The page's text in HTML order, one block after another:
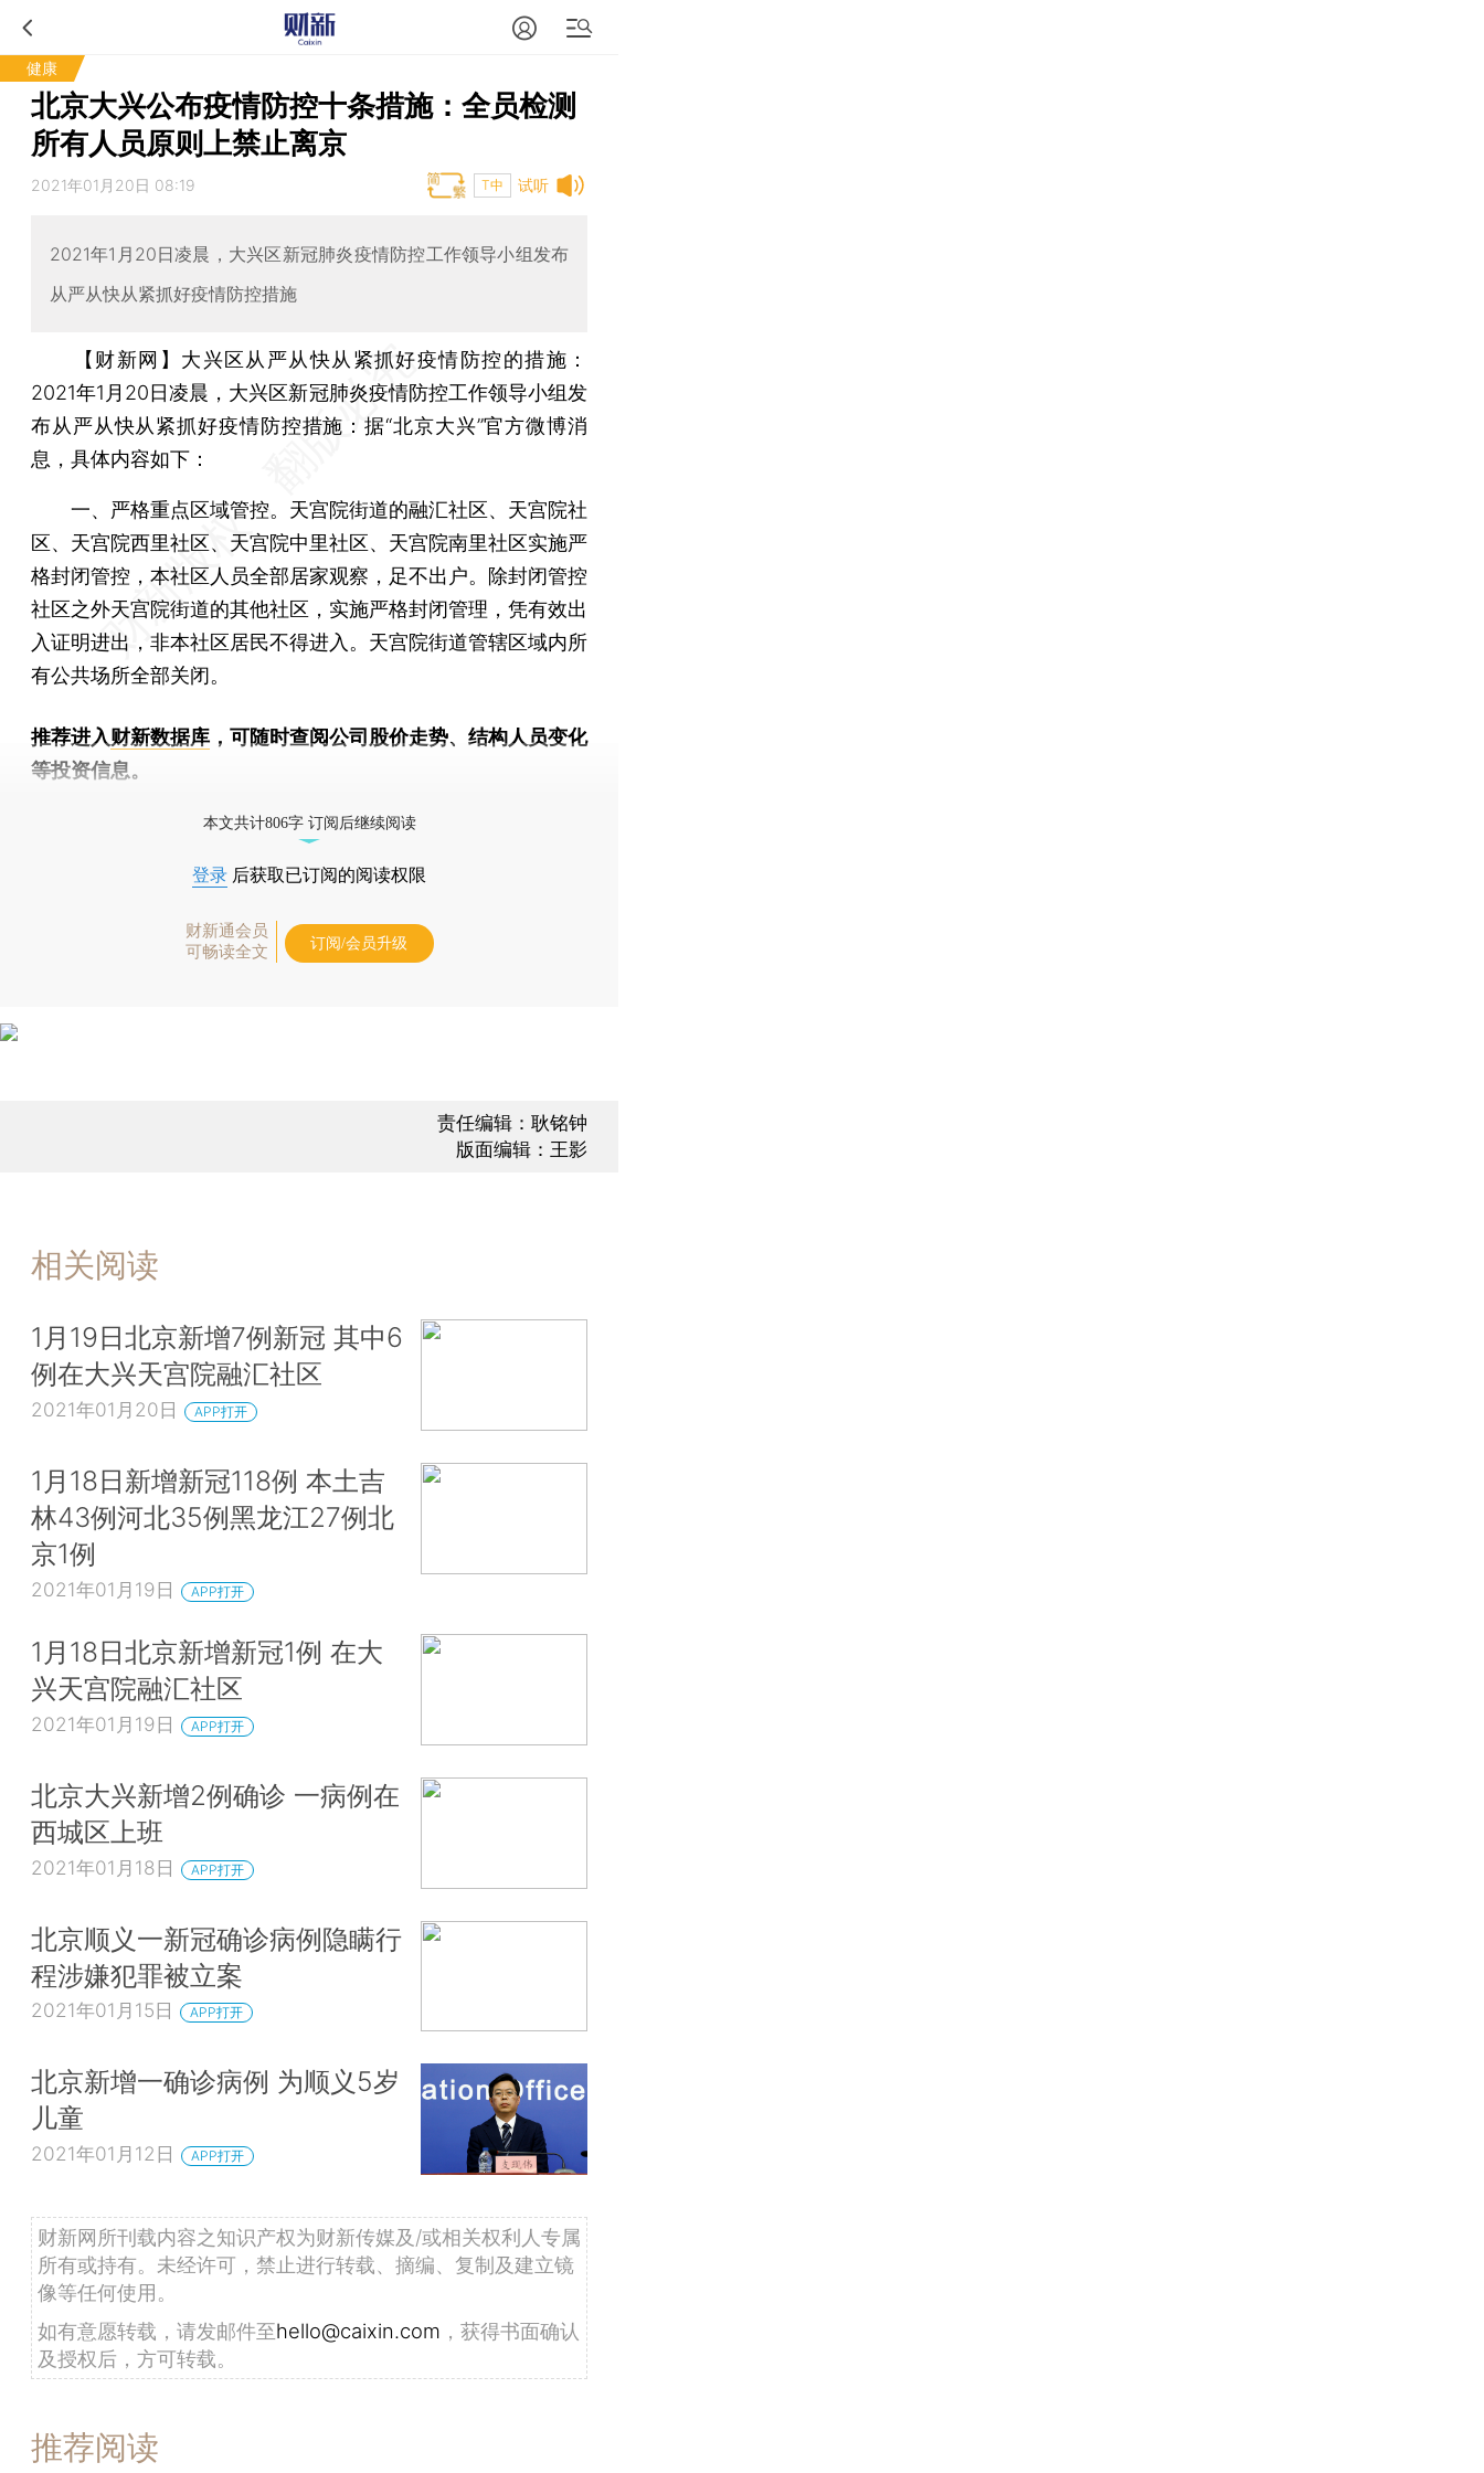
健康
北京大兴公布疫情防控十条措施：全员检测
所有人员原则上禁止离京
试听
2021年01月20日 08:19 T中
2021年1月20日凌晨，大兴区新冠肺炎疫情防控工作领导小组发布
从严从快从紧抓好疫情防控措施
【财新网】 大兴区从严从快从紧抓好疫情防控的措施：
2021年1月20日凌晨，大兴区新冠肺炎疫情防控工作领导小组发
布从严从快从紧抓好疫情防控措施：据“北京大兴”官方微博消
息，具体内容如下：
一、严格重点区域管控。天宫院街道的融汇社区、天宫院社
区、天宫院西里社区、天宫院中里社区、天宫院南里社区实施严
格封闭管控，本社区人员全部居家观察，足不出户。除封闭管控
社区之外天宫院街道的其他社区，实施严格封闭管理，凭有效出
入证明进出，非本社区居民不得进入。天宫院街道管辖区域内所
有公共场所全部关闭。
推荐进入财新数据库 ，可随时查阅公司股价走势、结构人员变化
等投资信息。
本文共计806字 订阅后继续阅读
登录 后获取已订阅的阅读权限
财新通会员
可畅读全文
订阅/会员升级
责任编辑：耿铭钟
版面编辑：王影
相关阅读
1月19日北京新增7例新冠 其中6
例在大兴天宫院融汇社区
2021年01月20日 APP打开
1月18日新增新冠118例 本土吉
林43例河北35例黑龙江27例北
京1例
2021年01月19日 APP打开
1月18日北京新增新冠1例 在大
兴天宫院融汇社区
2021年01月19日 APP打开
北京大兴新增2例确诊 一病例在
西城区上班
2021年01月18日 APP打开
北京顺义一新冠确诊病例隐瞒行
程涉嫌犯罪被立案
2021年01月15日 APP打开
北京新增一确诊病例 为顺义5岁
儿童
2021年01月12日 APP打开
财新网所刊载内容之知识产权为财新传媒及/或相关权利人专属
所有或持有。未经许可，禁止进行转载、摘编、复制及建立镜
像等任何使用。
如有意愿转载，请发邮件至hello@caixin.com ，获得书面确认
及授权后，方可转载。
推荐阅读